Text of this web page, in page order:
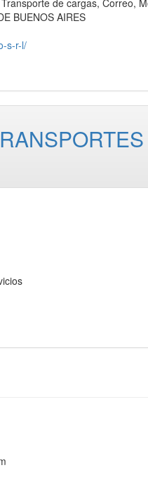
de cargas, Correo,
BUENOS AIRES
s-r-l/